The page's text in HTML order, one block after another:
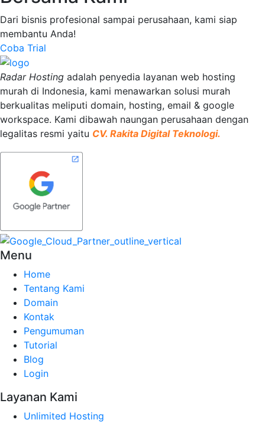
Dari bisnis profesional sampai perusahaan, kami siap
membantu Anda!
Coba Trial
Radar Hosting adalah penyedia layanan web hosting
murah di Indonesia, kami menawarkan solusi murah
berkualitas meliputi domain, hosting, email & google
workspace. Kami dibawah naungan perusahaan dengan
legalitas resmi yaitu CV. Rakita Digital Teknologi.
Menu
Home
Tentang Kami
Domain
Kontak
Pengumuman
Tutorial
Blog
Login
Layanan Kami
Unlimited Hosting